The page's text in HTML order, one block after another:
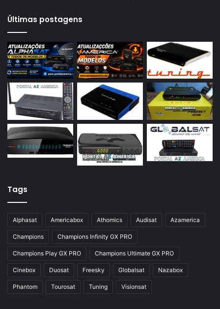
Azamerica S2005
Azamerica S2010
Azamerica S2015
Azamerica S922
Azamerica S922 Mini
Azamerica S928
Azamerica Silver
Azamerica Silver GX PRO
Azamerica Silver IPTV
Azbox Like
Azfox
Azgold
Azplus
Azsat
Últimas postagens
Tags
Alphasat Americabox Athomics Audisat Azamerica
Champions Champions Infinity GX PRO
Champions Play GX PRO Champions Ultimate GX PRO
Cinebox Duosat Freesky Globalsat Nazabox
Phantom Tourosat Tuning Visionsat